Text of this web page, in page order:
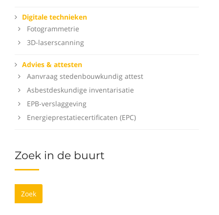
Digitale technieken
Fotogrammetrie
3D-laserscanning
Advies & attesten
Aanvraag stedenbouwkundig attest
Asbestdeskundige inventarisatie
EPB-verslaggeving
Energieprestatiecertificaten (EPC)
Zoek in de buurt
Zoek